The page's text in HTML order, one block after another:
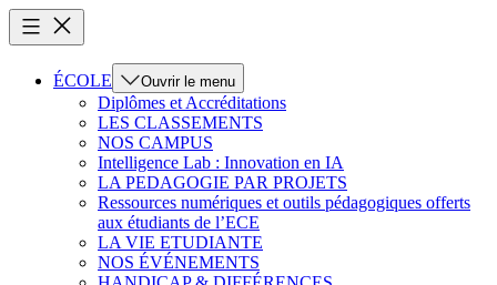
ÉCOLE Ouvrir le menu
Diplômes et Accréditations
LES CLASSEMENTS
NOS CAMPUS
Intelligence Lab : Innovation en IA
LA PEDAGOGIE PAR PROJETS
Ressources numériques et outils pédagogiques offerts
aux étudiants de l’ECE
LA VIE ETUDIANTE
NOS ÉVÉNEMENTS